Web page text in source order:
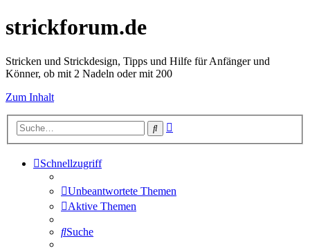
strickforum.de
Stricken und Strickdesign, Tipps und Hilfe für Anfänger und
Könner, ob mit 2 Nadeln oder mit 200
Zum Inhalt
Suche
Schnellzugriff
Unbeantwortete Themen
Aktive Themen
Suche